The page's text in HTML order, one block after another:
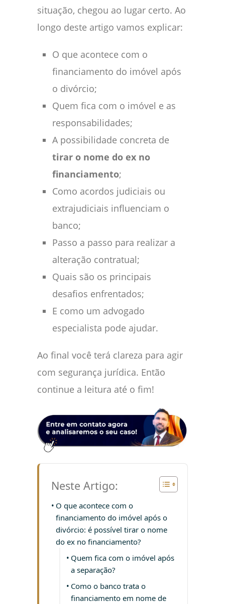
situação, chegou ao lugar certo. Ao
longo deste artigo vamos explicar:
O que acontece com o
financiamento do imóvel após
o divórcio;
Quem fica com o imóvel e as
responsabilidades;
A possibilidade concreta de
tirar o nome do ex no
financiamento;
Como acordos judiciais ou
extrajudiciais influenciam o
banco;
Passo a passo para realizar a
alteração contratual;
Quais são os principais
desafios enfrentados;
E como um advogado
especialista pode ajudar.
Ao final você terá clareza para agir
com segurança jurídica. Então
continue a leitura até o fim!
Neste Artigo:
O que acontece com o
financiamento do imóvel após o
divórcio: é possível tirar o nome
do ex no financiamento?
Quem fica com o imóvel após
a separação?
Como o banco trata o
financiamento em nome de